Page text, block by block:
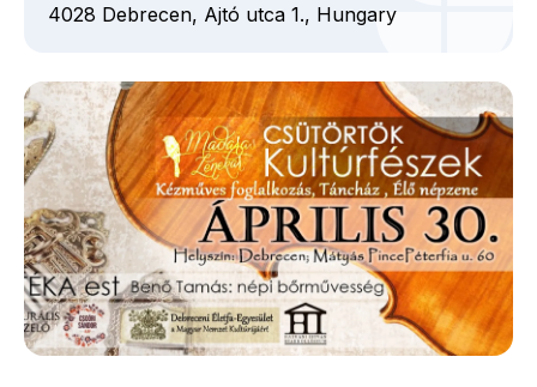
4028 Debrecen, Ajtó utca 1., Hungary